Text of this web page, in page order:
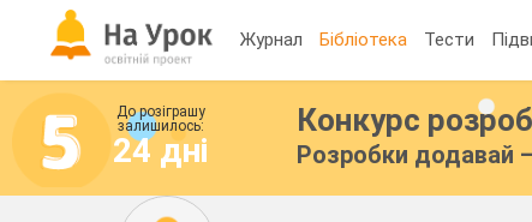
Журнал Бібліотека Тести
До розіграшу
залишилось:
24 дні
Конкурс
Розробки додавай